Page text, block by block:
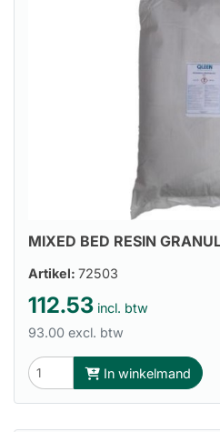
MIXED BED RESIN
Artikel: 72503
112.53 incl. btw
93.00 excl. btw
In winkelmand